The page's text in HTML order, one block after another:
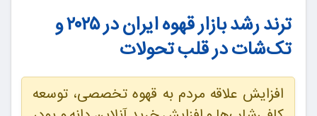
ترند رشد بازار قهوه ایران در ۲۰۲۵ و
تک‌شات در قلب تحولات
افزایش علاقه مردم به قهوه تخصصی، توسعه